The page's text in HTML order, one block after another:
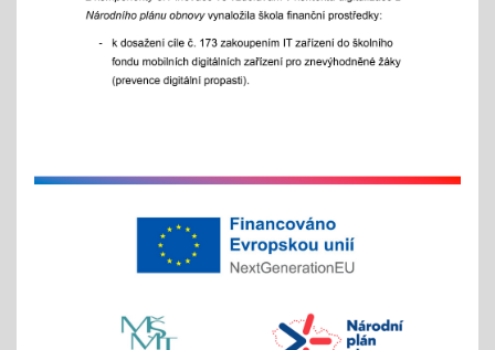
celoškolní slavnostní akce
25. 11. 2025
na jaře si potom vyberou žáci 2. st. odměnu/
volný vstup s programem
4x - od 11. do 20. 11.